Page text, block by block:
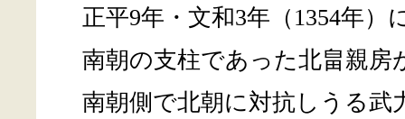
正平9年・文和3年（1354年）
南朝の支柱であった北畠親房
南朝側で北朝に対抗しうる武